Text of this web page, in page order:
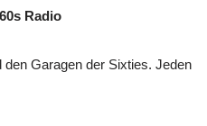
Radio
Garagen der Sixties. Jeden